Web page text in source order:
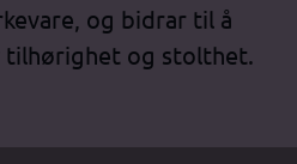
og bidrar til å
tilhørighet og stolthet.